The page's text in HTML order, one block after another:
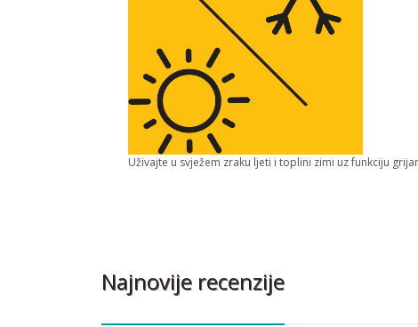
Uživajte u svježem zraku ljeti i toplini zimi uz funkciju
Najnovije recenzije